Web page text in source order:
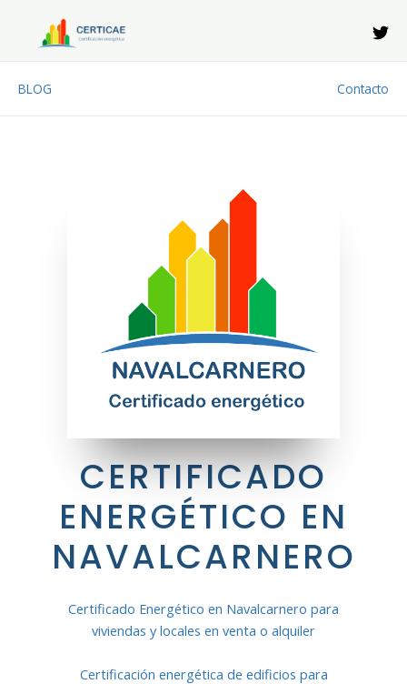
contenido
BLOG Contacto
CERTIFICADO
ENERGÉTICO EN
NAVALCARNERO
Certificado Energético en Navalcarnero para
viviendas y locales en venta o alquiler
Certificación energética de edificios para